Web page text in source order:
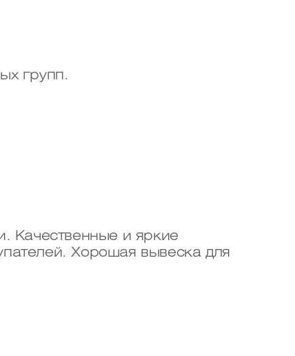
групп.
Качественные и яркие
Хорошая вывеска для